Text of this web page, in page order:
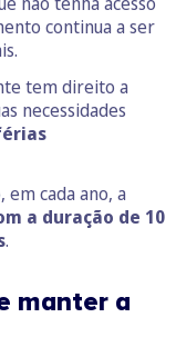
continua a ser
tem direito a
necessidades
cada ano, a
a duração de 10
.
manter a